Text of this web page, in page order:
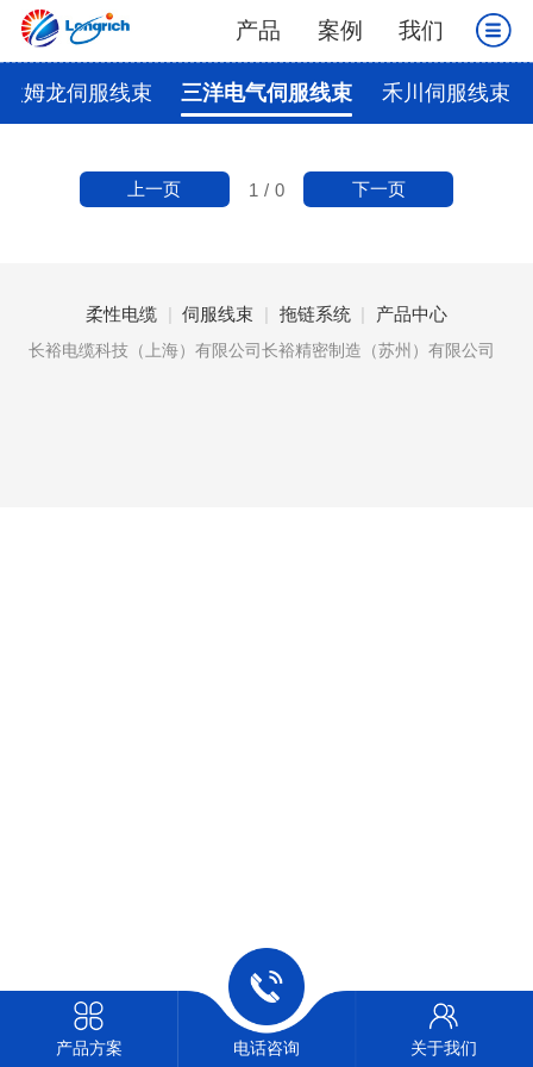
产品 案例 我们
欧姆龙伺服线束 三洋电气伺服线束 禾川伺服线束
1 / 0
上一页 下一页
柔性电缆 | 伺服线束 | 拖链系统 | 产品中心
长裕电缆科技（上海）有限公司长裕精密制造（苏州）有限公司
产品方案 电话咨询 关于我们